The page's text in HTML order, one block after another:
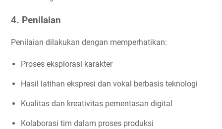
4. Penilaian
Penilaian dilakukan dengan memperhatikan:
Proses eksplorasi karakter
Hasil latihan ekspresi dan vokal berbasis teknologi
Kualitas dan kreativitas pementasan digital
Kolaborasi tim dalam proses produksi